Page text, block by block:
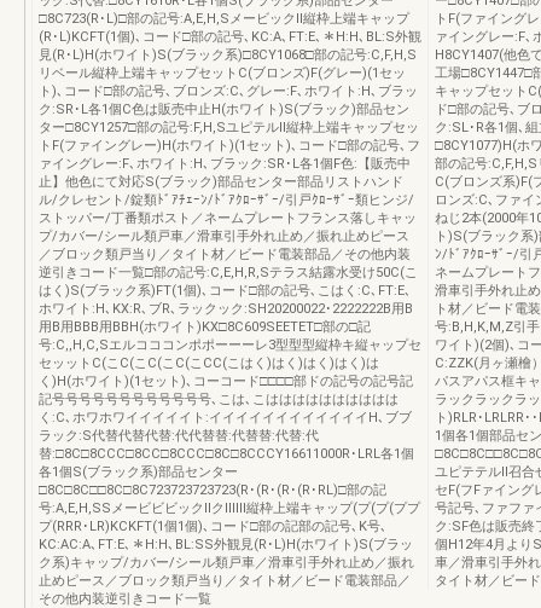
□8C723(R･L)□部の記号:A,E,H,SメービックⅡ縦枠上端キャップ
(R･L)KCFT(1個)､コード□部の記号､KC:A､FT:E､＊H:H､BL:S外観
見(R･L)H(ホワイト)S(ブラック系)□8CY1068□部の記号:C,F,H,S
リベール縦枠上端キャップセットC(ブロンズ)F(グレー)(1セッ
ト)､コード□部の記号､ブロンズ:C､グレー:F､ホワイト:H､ブラッ
ク:SR･L各1個C色は販売中止H(ホワイト)S(ブラック)部品セン
ター□8CY1257□部の記号:F,H,SユピテルⅡ縦枠上端キャップセッ
トF(ファイングレー)H(ホワイト)(1セット)､コード□部の記号､フ
ァイングレー:F､ホワイト:H､ブラック:SR･L各1個F色:【販売中
止】他色にて対応S(ブラック)部品センター部品リストハンド
ル/クレセント/錠類ﾄﾞｱﾁｪｰﾝ/ﾄﾞｱｸﾛｰｻﾞｰ/引戸ｸﾛｰｻﾞｰ類ヒンジ/
ストッパー/丁番類ポスト／ネームプレートフランス落しキャッ
プ/カバー/シール類戸車／滑車引手外れ止め／振れ止めピース
／ブロック類戸当り／タイト材／ビード電装部品／その他内装
逆引きコード一覧□部の記号:C,E,H,R,Sテラス結露水受け50C(こ
はく)S(ブラック系)FT(1個)､コード□部の記号､こはく:C､FT:E､
ホワイト:H､KX:R､ブR､ラックック:SH20200022･2222222B用B
用B用BBB用BBH(ホワイト)KX□8C609SEETET□部の□記
号:C,,H,C,Sエルコココンポポーーーレ3型型型縦枠キ縦ャップセ
セッットC(こC(こC(こC(こCC(こはく)はく)はく)はく)は
く)H(ホワイト)(1セット)､コーコード□□□□部ドの記号の記号記
記号号号号号号号号号号号号､こは､こはははははははははは
く:C､ホワホワイイイイイト:イイイイイイイイイイイイH､ブブ
ラック:S代替代替代替:代代替替:代替替:代替:代
替:□8C□8CCC□8CC□8CCC□8C□8CCCY16611000R･LRL各1個
各1個S(ブラック系)部品センター
□8C□8C□□8C□8C723723723723(R･(R･(R･(R･RL)□部の記
号:A,E,H,SSメービビビックⅡクⅡⅡⅡ縦枠上端キャップ(プ(プ(ププ
プ(RRR･LR)KCKFT(1個1個)､コード□部の記部の記号､K号､
KC:AC:A､FT:E､＊H:H､BL:SS外観見(R･L)H(ホワイト)S(ブラッ
ク系)キャップ/カバー/シール類戸車／滑車引手外れ止め／振れ
止めピース／ブロック類戸当り／タイト材／ビード電装部品／
その他内装逆引きコード一覧
トF(ファイング
ァイングレー:F､
H8CY1407(他色
工場□8CY1447□
キャップセット
ド□部の記号､ブ
ク:SL･R各1個､
□8CY1077)H(ホ
部の記号
C(ブロンズ系)F(
ロンズ:C､ファ
ねじ2本(2000年
ト)S(ブラック
ﾝ/ﾄﾞｱｸﾛｰｻﾞｰ/引
ネームプレート
滑車引手外れ止
ト材／ビード電
号:B,H,K,M,Z引
ワイト)(2個)､コ
C:ZZK(月ヶ瀬檜
パスアパス框キ
ラックラックラ
ト)RLR･LRLRR
1個各1個部品セ
ユピテテルⅡ召合
セF(フFァイング
号記号､ファファ
ク:SF色は販売終
個H12年4月より
車／滑車引手外
タイト材／ビー